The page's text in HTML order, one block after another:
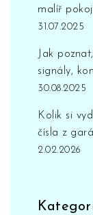
malíř
31.07.2025
Jak
signály,
30.08.2025
Kolik si
čísla z
2.02.2026